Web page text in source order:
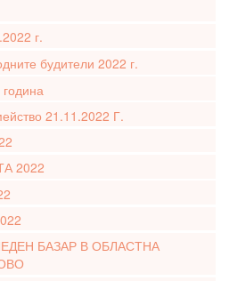
г.
будители 2022 г.
21.11.2022 Г.
2022
БАЗАР В ОБЛАСТНА